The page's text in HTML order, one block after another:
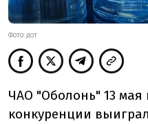
ФОТО: ДОТ
ЧАО "Оболонь" 13 мая
конкуренции